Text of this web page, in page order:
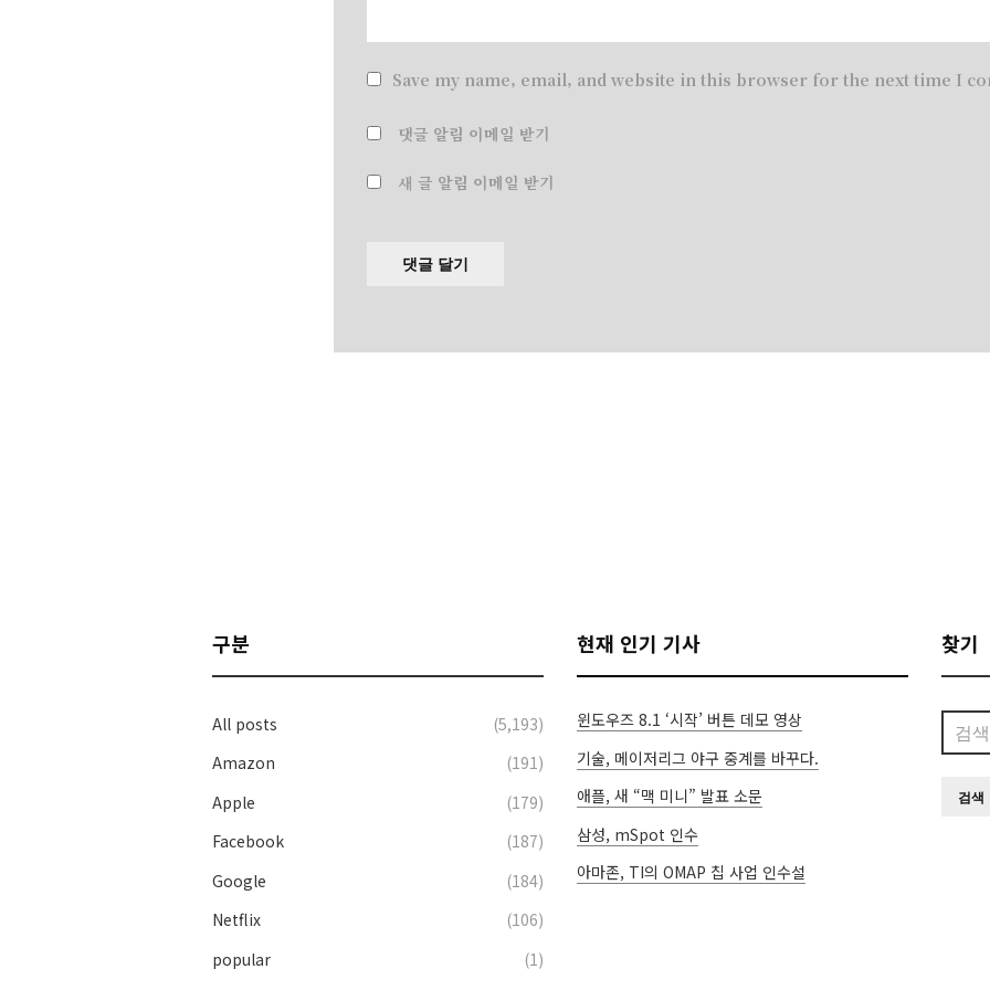
Save my name, email, and website in this browser for the next time I
댓글 알림 이메일 받기
새 글 알림 이메일 받기
구분
All posts
(5,193)
Amazon
(191)
Apple
(179)
Facebook
(187)
Google
(184)
Netflix
(106)
popular
(1)
현재 인기 기사
윈도우즈 8.1 ‘시작’ 버튼 데모 영상
기술, 메이저리그 야구 중계를 바꾸다.
애플, 새 “맥 미니” 발표 소문
삼성, mSpot 인수
아마존, TI의 OMAP 칩 사업 인수설
찾기
색: